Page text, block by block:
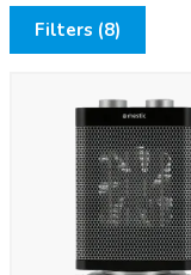
Filters (8)